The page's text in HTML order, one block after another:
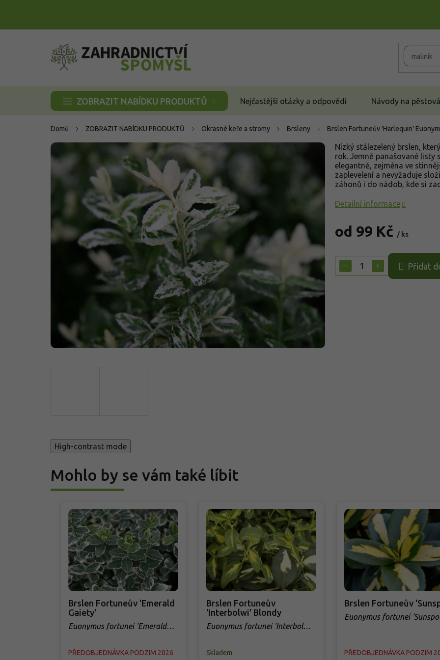
ZOBRAZIT NABÍDKU PRODUKTŮ Nejčastější otázky a odpovědi Návody na
Domů ZOBRAZIT NABÍDKU PRODUKTŮ Okrasné keře a stromy Brsleny Brslen Fortuneův 'Harlequin'
od 99 Kč / ks
cena:
+
− Přidat
Nízký stálezelený brslen,
rok. Jemně panašované listy
elegantně, zejména ve
zaplevelení a nevyžaduje
záhonů i do nádob, kde si
Detailní informace
High-contrast mode
Mohlo by se vám také líbit
Brslen Fortuneův 'Emerald
Gaiety'
Euonymus fortunei 'Emerald
PŘEDOBJEDNÁVKA PODZIM 2026
Brslen Fortuneův
'Interbolwi' Blondy
Euonymus fortunei 'Interbolwi'
Skladem
Brslen Fortuneův
Euonymus fortunei
PŘEDOBJEDNÁVKA PODZIM